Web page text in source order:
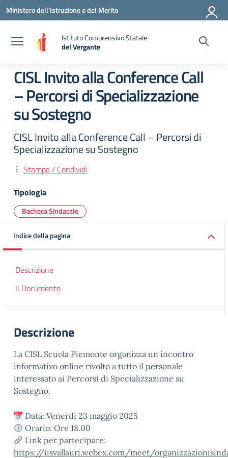
Vai ai contenuti
Vai al menu di navigazione
Vai al footer
Ministero dell'Istruzione e del Merito
Istituto Comprensivo Statale
del Vergante
— Visita la pagina iniziale della scuola
CISL Invito alla Conference Call
– Percorsi di Specializzazione
su Sostegno
CISL Invito alla Conference Call – Percorsi di
Specializzazione su Sostegno
Stampa / Condividi
Tipologia
Bacheca Sindacale
Indice della pagina
Descrizione
Il Documento
Descrizione
La CISL Scuola Piemonte organizza un incontro
informativo online rivolto a tutto il personale
interessato ai Percorsi di Specializzazione su
Sostegno.
Data: Venerdì 23 maggio 2025
Orario: Ore 18.00
Link per partecipare:
https://iisvallauri.webex.com/meet/